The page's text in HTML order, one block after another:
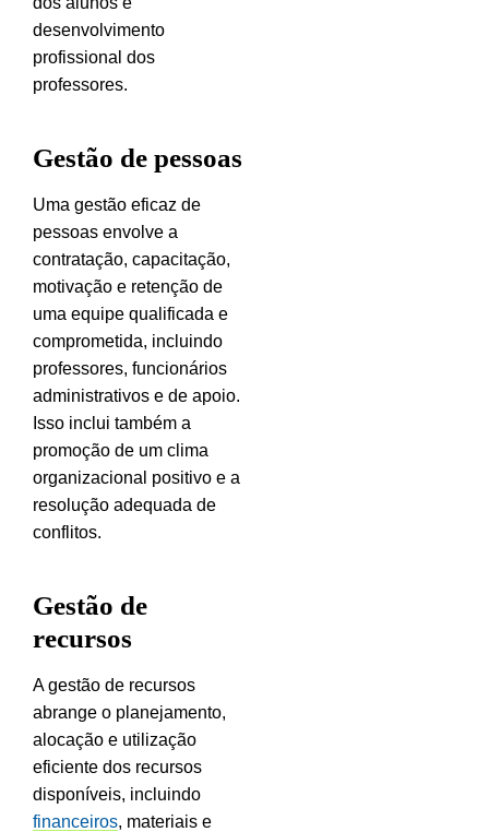
desenvolvimento
profissional dos
professores.
Gestão de pessoas
Uma gestão eficaz de
pessoas envolve a
contratação, capacitação,
motivação e retenção de
uma equipe qualificada e
comprometida, incluindo
professores, funcionários
administrativos e de apoio.
Isso inclui também a
promoção de um clima
organizacional positivo e a
resolução adequada de
conflitos.
Gestão de
recursos
A gestão de recursos
abrange o planejamento,
alocação e utilização
eficiente dos recursos
disponíveis, incluindo
financeiros, materiais e